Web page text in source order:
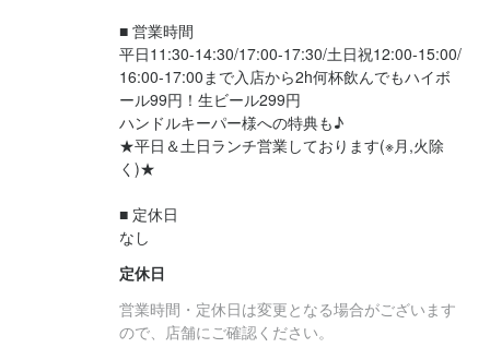
■ 営業時間
平日11:30-14:30/17:00-17:30/土日祝12:00-15:00/
16:00-17:00まで入店から2h何杯飲んでもハイボ
ール99円！生ビール299円
ハンドルキーパー様への特典も♪
★平日＆土日ランチ営業しております(※月,火除
く)★
■ 定休日
なし
定休日
営業時間・定休日は変更となる場合がございます
ので、店舗にご確認ください。
■ 裁量の大きい環境
仕込みや調理だけでなく、メニュー改善・品質管理・スタッフ育
成など、幅広い業務に関わることができます。
現場の意見を大切にしているので、年齢や社歴に関係なくチャレ
ンジしやすい環境です。
スタッフ同士の距離も近く、相談や意見交換もしやすい雰囲気が
■ ブランドづくりにも関われる
既存店の運営だけでなく、新メニュー開発や今後の店舗展開、ブ
ランドブラッシュアップにも携わることが可能です。
「ただ働く」ではなく、
“自分たちでお店を作っていく”